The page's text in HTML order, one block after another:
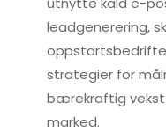
leadgenerering,
strategier for
bærekraftig vekst
marked.